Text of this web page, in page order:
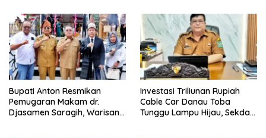
Bupati Anton Resmikan
Pemugaran Makam dr.
Djasamen Saragih, Warisan
Investasi Triliunan Rupiah
Cable Car Danau Toba
Tunggu Lampu Hijau, Sekda